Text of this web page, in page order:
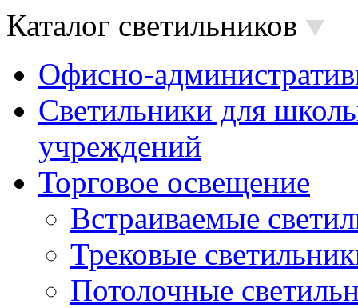
Каталог светильников
Офисно-
Светильники для
учреждений
Торговое освещение
Встраиваемые
Трековые
Потолочные